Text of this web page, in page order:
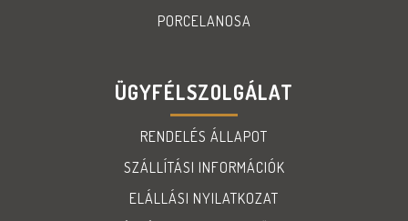
PORCELANOSA
ÜGYFÉLSZOLGÁLAT
RENDELÉS ÁLLAPOT
SZÁLLÍTÁSI INFORMÁCIÓK
ELÁLLÁSI NYILATKOZAT